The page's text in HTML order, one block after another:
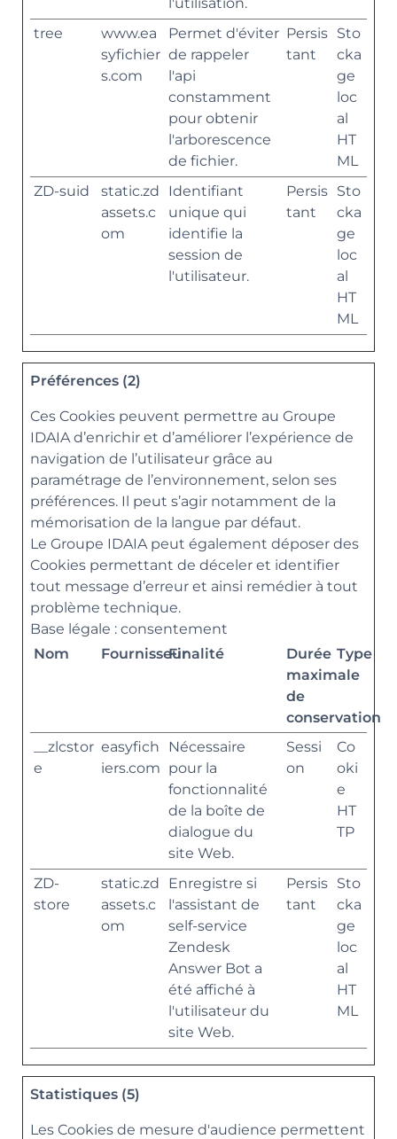
tree
www.ea
syfichier
s.com
Permet d'éviter
de rappeler
l'api
constamment
pour obtenir
l'arborescence
de fichier.
Persis
tant
Sto
cka
ge
loc
al
HT
ML
ZD-suid
static.zd
assets.c
om
Identifiant
unique qui
identifie la
session de
l'utilisateur.
Persis
tant
Sto
cka
ge
loc
al
HT
ML
Préférences (2)
Ces Cookies peuvent permettre au Groupe
IDAIA d’enrichir et d’améliorer l’expérience de
navigation de l’utilisateur grâce au
paramétrage de l’environnement, selon ses
préférences. Il peut s’agir notamment de la
mémorisation de la langue par défaut.
Le Groupe IDAIA peut également déposer des
Cookies permettant de déceler et identifier
tout message d’erreur et ainsi remédier à tout
problème technique.
Base légale : consentement
Nom
FournisseurFinalité
Durée
maximale
de
conservation
Type
__zlcstor
e
easyfich
iers.com
Nécessaire
pour la
fonctionnalité
de la boîte de
dialogue du
site Web.
Sessi
on
Co
oki
e
HT
TP
ZD-
store
static.zd
assets.c
om
Enregistre si
l'assistant de
self-service
Zendesk
Answer Bot a
été affiché à
l'utilisateur du
site Web.
Persis
tant
Sto
cka
ge
loc
al
HT
ML
Statistiques (5)
Les Cookies de mesure d'audience permettent